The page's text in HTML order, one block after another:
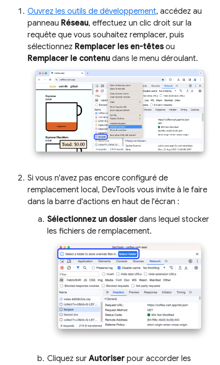
Ouvrez les outils de développement, accédez au
panneau Réseau, effectuez un clic droit sur la
requête que vous souhaitez remplacer, puis
sélectionnez Remplacer les en-têtesou
Remplacer le contenu dans le menu déroulant.
Si vous n'avez pas encore configuré de
remplacement local, DevTools vous invite à le faire
dans la barre d'actions en haut de l'écran :
Sélectionnez un dossier dans lequel stocker
les fichiers de remplacement.
Cliquez surAutoriser pour accorder les